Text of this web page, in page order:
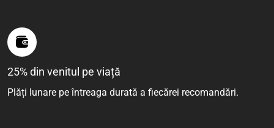
25% din venitul pe viață
Plăți lunare pe întreaga durată a fiecărei recomandări.